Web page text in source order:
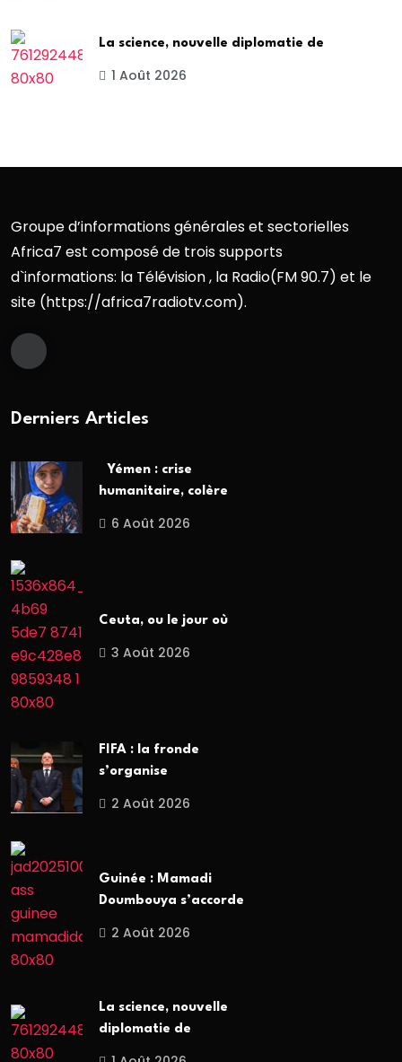
La science, nouvelle diplomatie de
1 Août 2026
Groupe d’informations générales et sectorielles
Africa7 est composé de trois supports
d`informations: la Télévision , la Radio(FM 90.7) et le
site (https://africa7radiotv.com).
Derniers Articles
Yémen : crise
humanitaire, colère
6 Août 2026
Ceuta, ou le jour où
3 Août 2026
FIFA : la fronde
s’organise
2 Août 2026
Guinée : Mamadi
Doumbouya s’accorde
2 Août 2026
La science, nouvelle
diplomatie de